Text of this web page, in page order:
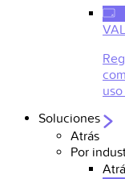
Soluciones
Atrás
Por